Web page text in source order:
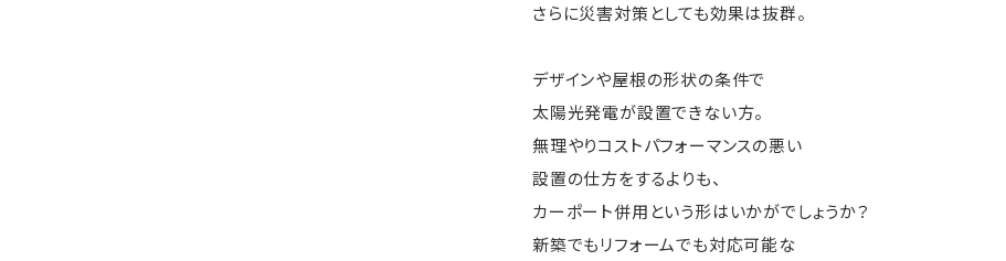
さらに災害対策としても効果は抜群。
デザインや屋根の形状の条件で
太陽光発電が設置できない方。
無理やりコストパフォーマンスの悪い
設置の仕方をするよりも、
カーポート併用という形はいかがでしょうか？
新築でもリフォームでも対応可能な